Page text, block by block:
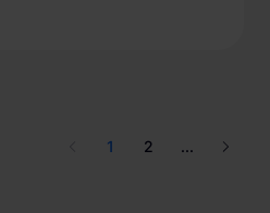
1 2 ...